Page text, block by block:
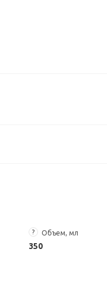
? Объем, мл
350